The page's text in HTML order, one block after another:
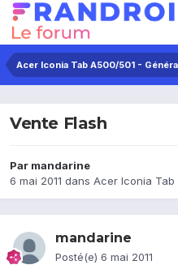
Acer Iconia Tab A500/501 -
Vente Flash
Par mandarine
6 mai 2011 dans Acer Iconia Tab
mandarine
Posté(e) 6 mai 2011